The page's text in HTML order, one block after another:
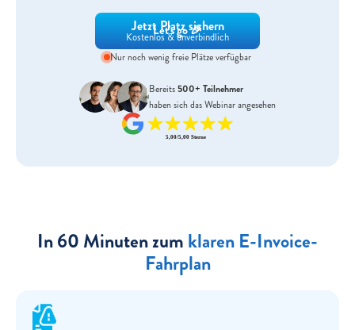
Let's go 🎉
Jetzt Platz sichern
Kostenlos & unverbindlich
Nur noch wenig freie Plätze verfügbar
Bereits500+ Teilnehmer
haben sich das Webinar angesehen
In 60 Minuten zum klaren E-Invoice-
Fahrplan